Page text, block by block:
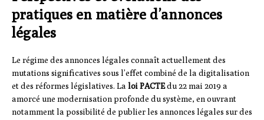
pratiques en matière d’annonces
légales
Le régime des annonces légales connaît actuellement des
mutations significatives sous l’effet combiné de la digitalisation
et des réformes législatives. La loi PACTEdu 22 mai 2019 a
amorcé une modernisation profonde du système, en ouvrant
notamment la possibilité de publier les annonces légales sur des